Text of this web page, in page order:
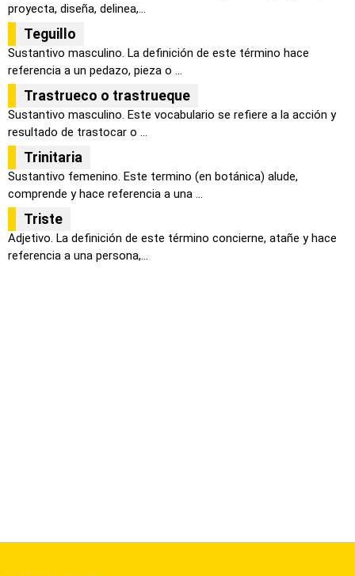
proyecta, diseña, delinea,...
Teguillo
Sustantivo masculino. La definición de este término hace
referencia a un pedazo, pieza o ...
Trastrueco o trastrueque
Sustantivo masculino. Este vocabulario se refiere a la acción y
resultado de trastocar o ...
Trinitaria
Sustantivo femenino. Este termino (en botánica) alude,
comprende y hace referencia a una ...
Triste
Adjetivo. La definición de este término concierne, atañe y hace
referencia a una persona,...